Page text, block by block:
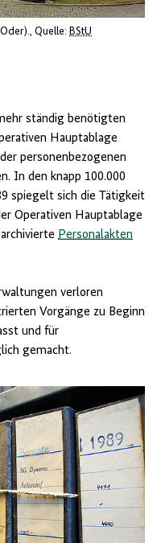
Quelle: BStU
ständig benötigten
Hauptablage
personenbezogenen
In den knapp 100.000
spiegelt sich die Tätigkeit
Operativen Hauptablage
Personalakten
verloren
Vorgänge zu Beginn
und für
gemacht.